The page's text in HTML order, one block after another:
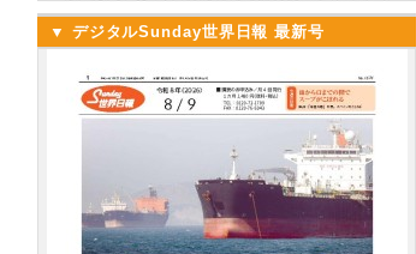
▼ デジタルSunday世界日報 最新号